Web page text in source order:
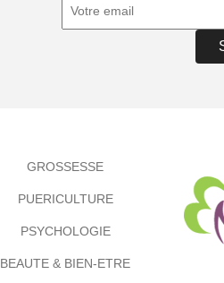
GROSSESSE
PUERICULTURE
PSYCHOLOGIE
BEAUTE & BIEN-ETRE